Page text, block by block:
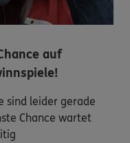
auf
sind leider gerade
Chance wartet